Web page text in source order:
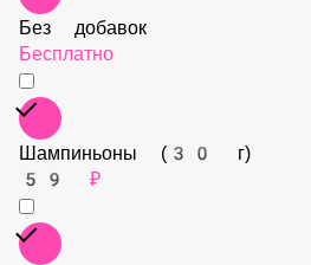
Без добавок
Бесплатно
Шампиньоны (30 г)
59 ₽